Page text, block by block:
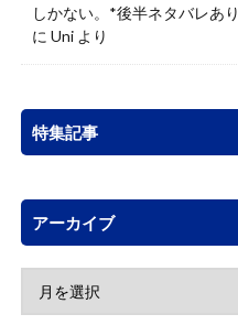
しかない。*後半ネタバレあり
に Uni より
特集記事
アーカイブ